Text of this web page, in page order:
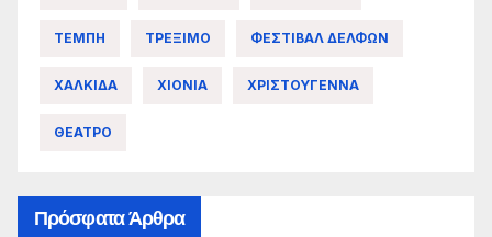
ΤΕΜΠΗ ΤΡΕΞΙΜΟ ΦΕΣΤΙΒΑΛ ΔΕΛΦΩΝ
ΧΑΛΚΙΔΑ ΧΙΟΝΙΑ ΧΡΙΣΤΟΥΓΕΝΝΑ
ΘΕΑΤΡΟ
Πρόσφατα Άρθρα